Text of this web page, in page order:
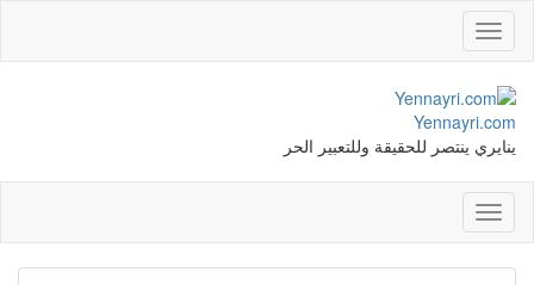
Toggle
navigation
Yennayri.com
ينايري ينتصر للحقيقة وللتعبير الحر
Toggle
navigation